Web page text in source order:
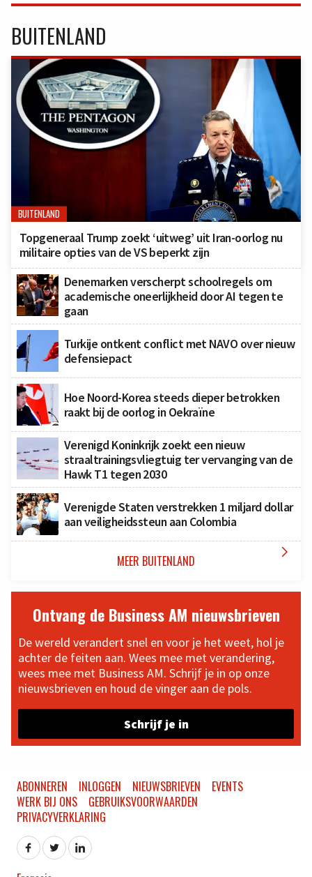
BUITENLAND
BUITENLAND
Topgeneraal Trump zoekt ‘uitweg’ uit Iran-oorlog nu
militaire opties van de VS beperkt zijn
Denemarken verscherpt schoolregels om
academische oneerlijkheid door AI tegen te
gaan
Turkije ontkent conflict met NAVO over nieuw
defensiepact
Hoe Noord-Korea steeds dieper betrokken
raakt bij de oorlog in Oekraïne
Verenigd Koninkrijk zoekt een nieuw
straaltrainingsvliegtuig ter vervanging van de
Hawk T1 tegen 2030
Verenigde Staten verstrekken 1 miljard dollar
aan veiligheidssteun aan Colombia
MEER BUITENLAND 
Ontvang de Business AM nieuwsbrieven
De wereld verandert snel en voor je het weet, hol je
achter de feiten aan. Wees mee met verandering,
wees mee met Business AM. Schrijf je in op onze
nieuwsbrieven en houd de vinger aan de pols.
Schrijf je in
ABONNEREN INLOGGEN NIEUWSBRIEVEN
EVENTS
WERK BIJ ONS
GEBRUIKSVOORWAARDEN
PRIVACYVERKLARING